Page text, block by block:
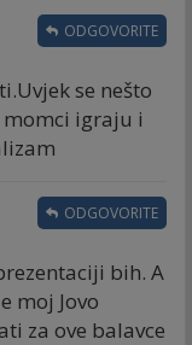
se nešto
igraju i
ODGOVORITE
bih. A
moj Jovo
za ove balavce
ODGOVORITE